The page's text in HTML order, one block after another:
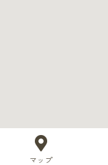
マップ